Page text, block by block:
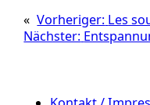
« Vorheriger: Les
Nächster: